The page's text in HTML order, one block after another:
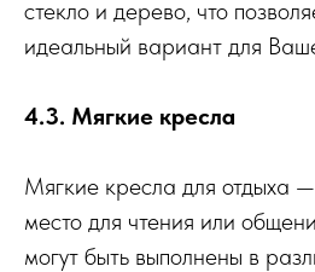
стекло и дерево, что
идеальный вариант для
4.3. Мягкие кресла
Мягкие кресла для отдыха
место для чтения или
могут быть выполнены в